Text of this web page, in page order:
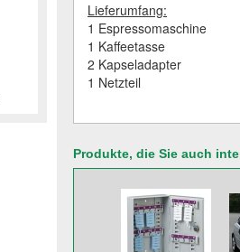
Lieferumfang:
1 Espressomaschine
1 Kaffeetasse
2 Kapseladapter
1 Netzteil
Produkte, die Sie auch